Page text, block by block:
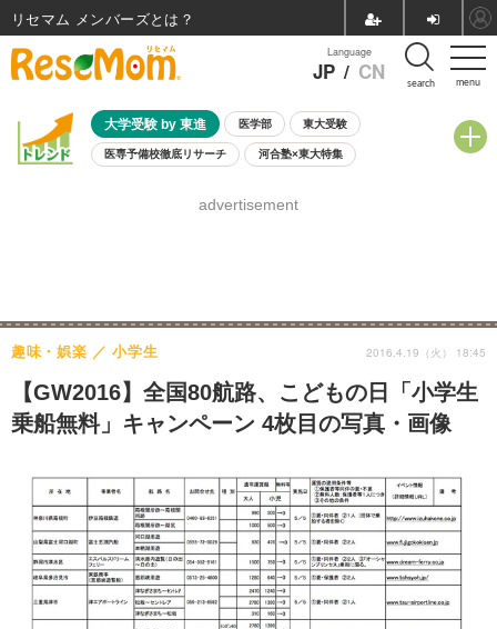
menu
Language
JP / CN search
大学受験 by 東進 医学部 東大受験
医専予備校徹底リサーチ 河合塾×東大特集
8月開催学校説明会・相談会
advertisement
【GW2016】全国80航路、こどもの日「小学生
乗船無料」キャンペーン 4枚目の写真・画像
趣味・娯楽 小学生 2016.4.19（火） 18:45
リセマム メンバーズ